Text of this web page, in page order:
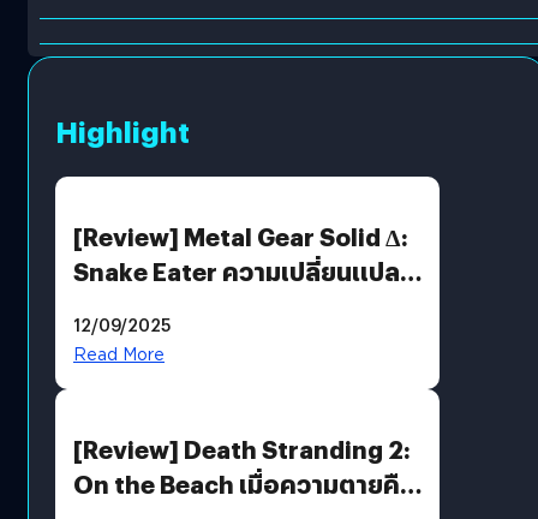
Highlight
[Review] Metal Gear Solid Δ:
Snake Eater ความเปลี่ยนแปลง
12/09/2025
Read More
[Review] Death Stranding 2:
On the Beach เมื่อความตายคือ